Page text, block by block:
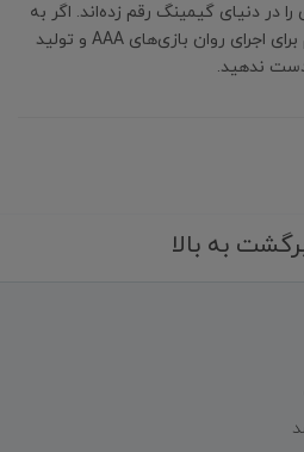
در دنیای گیمینگ رقم زده‌اند. اگر به
دنبال یک لپ‌تاپ همه‌چیزتمام برای اجرای روان بازی‌های AAA و تولید
دست ندهید.
به بالا